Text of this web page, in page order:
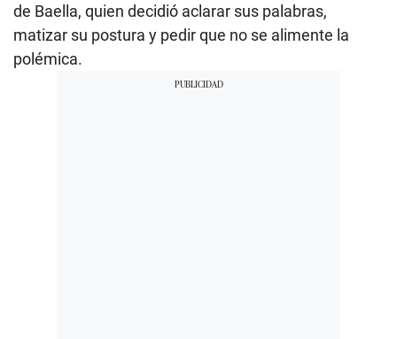
de Baella, quien decidió aclarar sus palabras,
matizar su postura y pedir que no se alimente la
polémica.